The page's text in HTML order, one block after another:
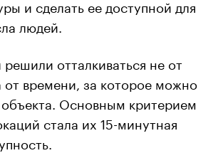
и сделать ее доступной для
людей.
отталкиваться не от
от времени, за которое можно
объекта. Основным критерием
стала их 15-минутная